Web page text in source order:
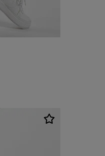
29,99 EUR